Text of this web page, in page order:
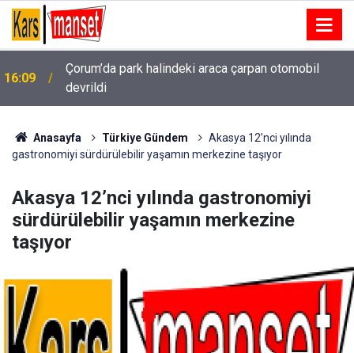
16:08
Cumhurbaşkanı Recep Tayyip Erdoğan’a yönelik
suikast girişiminde bulunan ekipteki Burkay
Karatepe; Marmaris’te yer gösteriyor
Anasayfa Türkiye Gündem
Akasya 12’nci yılında
gastronomiyi sürdürülebilir yaşamın merkezine taşıyor
Akasya 12’nci yılında gastronomiyi
sürdürülebilir yaşamın merkezine
taşıyor